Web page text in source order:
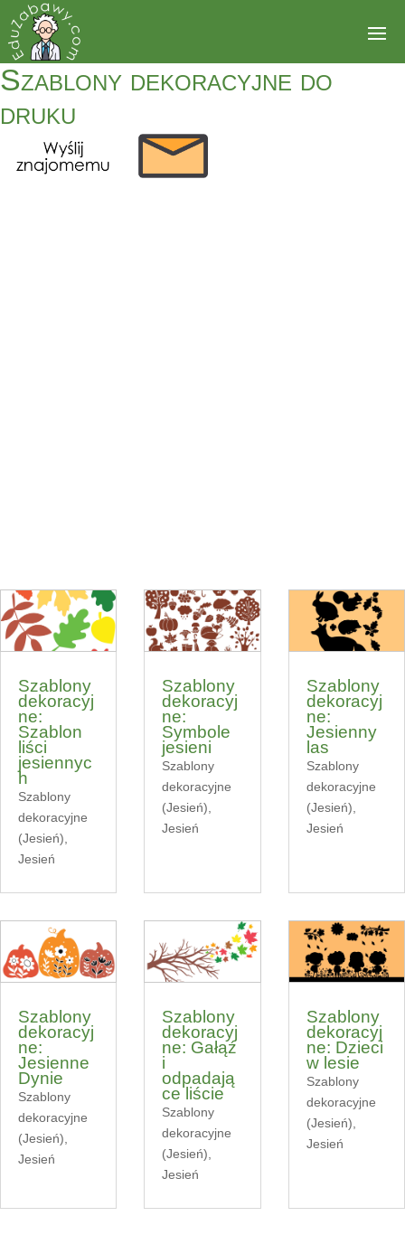
Szablony dekoracyjne do
druku
Szablony
dekoracyj
ne:
Szablon
liści
jesiennyc
h
Szablony
dekoracyjne
(Jesień)
Jesień
Szablony
dekoracyj
ne:
Symbole
jesieni
Szablony
dekoracyjne
(Jesień)
Jesień
Szablony
dekoracyj
ne:
Jesienny
las
Szablony
dekoracyjne
(Jesień)
Jesień
Szablony
dekoracyj
ne:
Jesienne
Dynie
Szablony
dekoracyjne
(Jesień)
Jesień
Szablony
dekoracyj
ne: Gałąź
i
odpadają
ce liście
Szablony
dekoracyjne
(Jesień)
Jesień
Szablony
dekoracyj
ne: Dzieci
w lesie
Szablony
dekoracyjne
(Jesień)
Jesień